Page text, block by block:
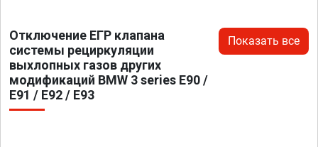
Отключение ЕГР клапана
системы рециркуляции
выхлопных газов других
модификаций BMW 3 series E90 /
E91 / E92 / E93
Показать все